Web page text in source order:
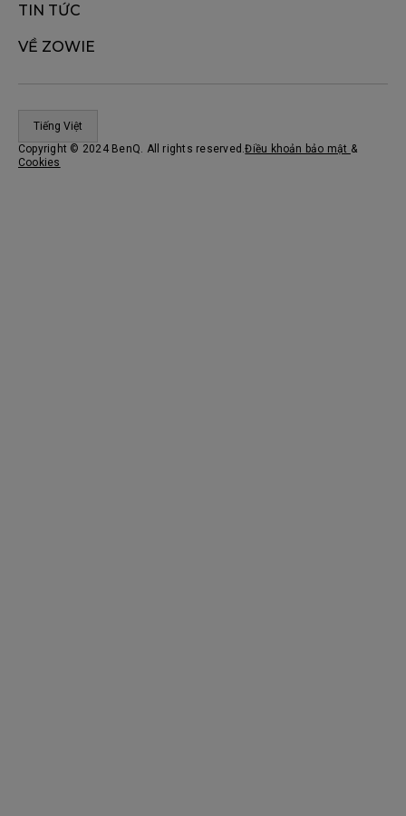
TIN TỨC
VỀ ZOWIE
Tiếng Việt
Copyright © 2024 BenQ. All rights reserved.Điều khoản bảo mật &
Cookies